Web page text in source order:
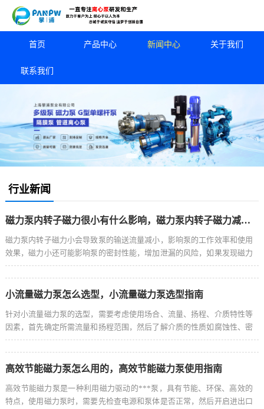
首页 产品中心 新闻中心 关于我们
联系我们
行业新闻
磁力泵内转子磁力很小有什么影响，磁力泵内转子磁力减小的影响分析
磁力泵内转子磁力小会导致泵的输送流量减小，影响泵的工作效率和使用
效果，磁力小还可能影响泵的密封性能，增加泄漏的风险，如果发现磁力
泵的磁力减小，应及时检查并修复，以确保泵的正常运行和性能稳定，摘
要字数控制在100-200字左右。
小流量磁力泵怎么选型，小流量磁力泵选型指南
针对小流量磁力泵的选型，需要考虑使用场合、流量、扬程、介质特性等
因素，首先确定所需流量和扬程范围，然后了解介质的性质如腐蚀性、密
度等，以选择适合的材质和密封方式，注意磁力泵的结构设计，选择噪音
低、寿命长的产品，选型时需参考制造商的规格参数，确保所选磁力泵符
合使用要求和性能标准。
高效节能磁力泵怎么用的，高效节能磁力泵使用指南
高效节能磁力泵是一种利用磁力驱动的***泵，具有节能、环保、高效的
特点，使用磁力泵时，需要先检查电源和泵体是否正常，然后开启进出口